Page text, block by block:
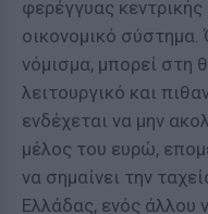
φερέγγυας
οικονομικό
νόμισμα, μπορεί στη
λειτουργικό και
ενδέχεται να μην
μέλος του ευρώ,
να σημαίνει την
Ελλάδας, ενός άλλου